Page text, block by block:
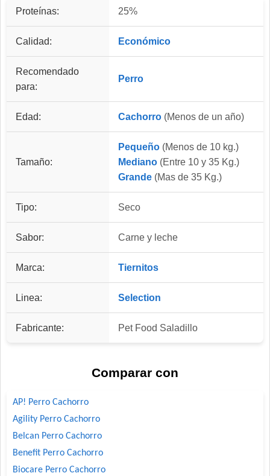
Proteínas: 25%
Calidad: Económico
Recomendado
para:
Perro
Edad: Cachorro (Menos de un año)
Tamaño:
Pequeño (Menos de 10 kg.)
Mediano (Entre 10 y 35 Kg.)
Grande (Mas de 35 Kg.)
Tipo: Seco
Sabor: Carne y leche
Marca: Tiernitos
Linea: Selection
Fabricante: Pet Food Saladillo
Comparar con
AP! Perro Cachorro
Agility Perro Cachorro
Belcan Perro Cachorro
Benefit Perro Cachorro
Biocare Perro Cachorro